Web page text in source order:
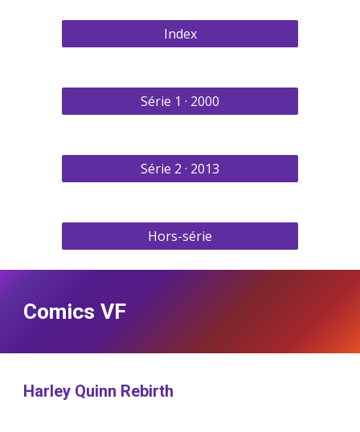
Index
Série 1 · 2000
Série 2 · 2013
Hors-série
Comics VF
Harley Quinn Rebirth